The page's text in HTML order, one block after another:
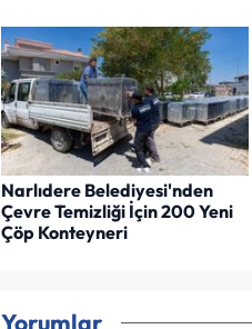
Narlıdere Belediyesi'nden
Çevre Temizliği İçin 200 Yeni
Çöp Konteyneri